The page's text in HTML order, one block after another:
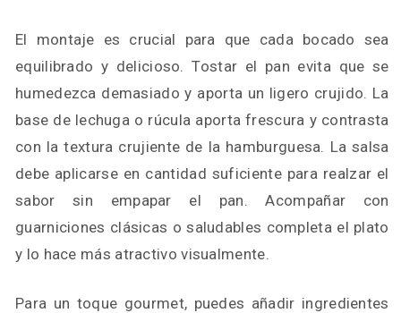
El montaje es crucial para que cada bocado sea
equilibrado y delicioso. Tostar el pan evita que se
humedezca demasiado y aporta un ligero crujido. La
base de lechuga o rúcula aporta frescura y contrasta
con la textura crujiente de la hamburguesa. La salsa
debe aplicarse en cantidad suficiente para realzar el
sabor sin empapar el pan. Acompañar con
guarniciones clásicas o saludables completa el plato
y lo hace más atractivo visualmente.
Para un toque gourmet, puedes añadir ingredientes